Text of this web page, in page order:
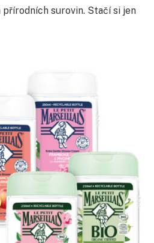
surovin. Stačí si jen